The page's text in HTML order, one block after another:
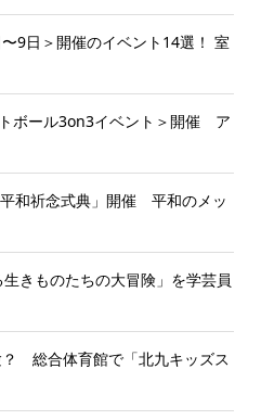
9日＞開催のイベント14選！ 室
ボール3on3イベント＞開催 ア
和祈念式典」開催 平和のメッ
きものたちの大冒険」を学芸員
総合体育館で「北九キッズス